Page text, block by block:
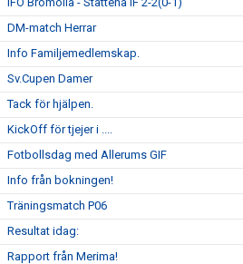
DM-match Herrar
Info Familjemedlemskap.
Sv.Cupen Damer
Tack för hjälpen.
KickOff för tjejer i ....
Fotbollsdag med Allerums GIF
Info från bokningen!
Träningsmatch P06
Resultat idag:
Rapport från Merima!